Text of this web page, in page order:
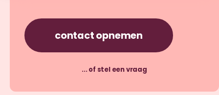
contact opnemen
... of stel een vraag